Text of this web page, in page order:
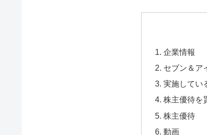
企業情報
セブン＆ア
実施してい
株主優待を
株主優待
動画